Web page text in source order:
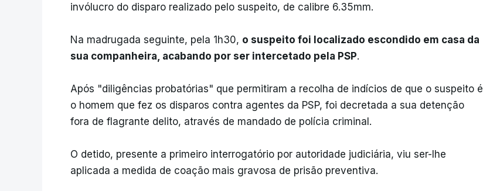
invólucro do disparo realizado pelo suspeito, de calibre 6.35mm.
Na madrugada seguinte, pela 1h30, o suspeito foi localizado escondido em casa da
sua companheira, acabando por ser intercetado pela PSP.
Após "diligências probatórias" que permitiram a recolha de indícios de que o suspeito é
o homem que fez os disparos contra agentes da PSP, foi decretada a sua detenção
fora de flagrante delito, através de mandado de polícia criminal.
O detido, presente a primeiro interrogatório por autoridade judiciária, viu ser-lhe
aplicada a medida de coação mais gravosa de prisão preventiva.